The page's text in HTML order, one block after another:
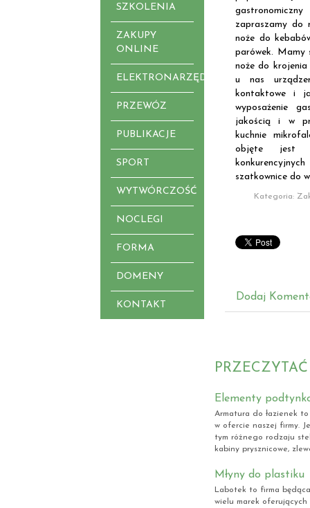
SZKOLENIA
ZAKUPY
ONLINE
ELEKTRONARZĘDZIA
PRZEWÓZ
PUBLIKACJE
SPORT
WYTWÓRCZOŚĆ
NOCLEGI
FORMA
DOMENY
KONTAKT
zapraszamy do
noże do
parówek. Mamy
noże do
u nas
kontaktowe i
wyposażenie
jakością i w
kuchnie
objęte jest
szatkownice do
Kategoria:
Dodaj
Elementy
Armatura do łazienek
w ofercie naszej firmy.
tym różnego rodzaju
kabiny prysznicowe,
Młyny do plastiku
Labotek to firma
wielu marek